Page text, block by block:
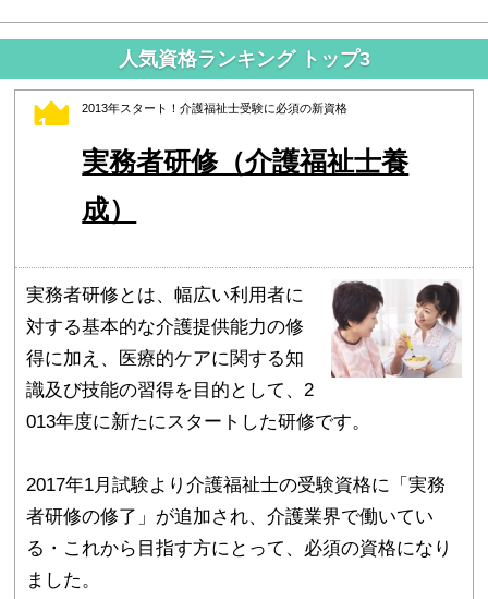
人気資格ランキング トップ3
1
2013年スタート！介護福祉士受験に必須の新資格
実務者研修（介護福祉士養
成）
実務者研修とは、幅広い利用者に
対する基本的な介護提供能力の修
得に加え、医療的ケアに関する知
識及び技能の習得を目的として、2
013年度に新たにスタートした研修です。
2017年1月試験より介護福祉士の受験資格に「実務
者研修の修了」が追加され、介護業界で働いてい
る・これから目指す方にとって、必須の資格になり
ました。